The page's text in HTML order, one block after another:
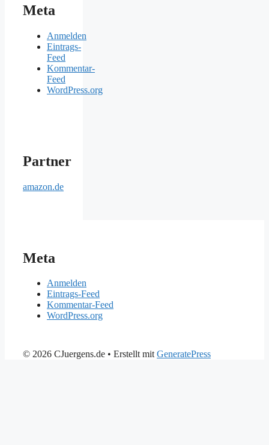
Meta
Anmelden
Eintrags-
Feed
Kommentar-
Feed
WordPress.org
Partner
amazon.de
Meta
Anmelden
Eintrags-Feed
Kommentar-Feed
WordPress.org
© 2026 CJuergens.de • Erstellt mitGeneratePress